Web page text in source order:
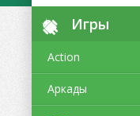
Игры
Action
Аркады